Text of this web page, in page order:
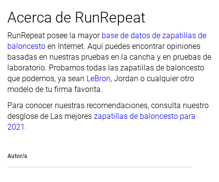
Acerca de RunRepeat
RunRepeat posee la mayor base de datos de zapatillas de
baloncesto en Internet. Aquí puedes encontrar opiniones
basadas en nuestras pruebas en la cancha y en pruebas de
laboratorio. Probamos todas las zapatillas de baloncesto
que podemos, ya sean LeBron, Jordan o cualquier otro
modelo de tu firma favorita.
Para conocer nuestras recomendaciones, consulta nuestro
desglose de Las mejores zapatillas de baloncesto para
2021 .
Autor/a